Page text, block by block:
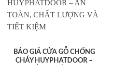
BÁO GIÁ CỬA GỖ CHỐNG
CHÁY HUYPHATDOOR –